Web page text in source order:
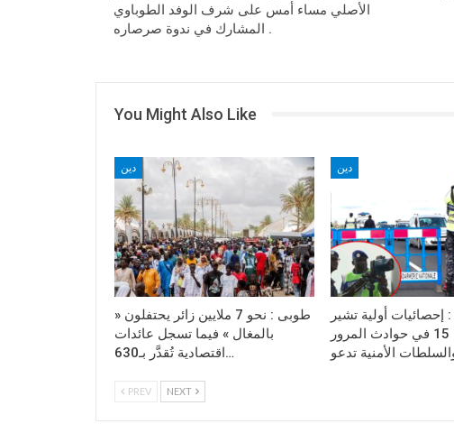
الأصلي مساء أمس على شرف الوفد الطوباوي
المشارك في ندوة صرصاره .
You Might Also Like
دين
طوبى : نحو 7 ملايين زائر يحتفلون «
بالمغال » فيما تسجل عائدات
اقتصادية تُقدَّر بـ630…
دين
مغال-2026 : إحصائيات أولية تشير
إلى وفاة 15 في حوادث المرور
PREV NEXT